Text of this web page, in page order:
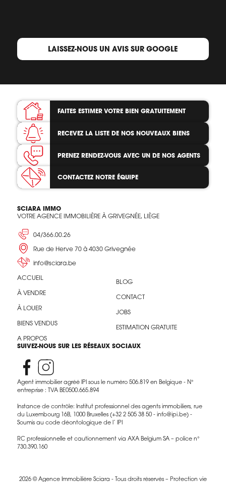
LAISSEZ-NOUS UN AVIS SUR GOOGLE
FAITES ESTIMER VOTRE BIEN GRATUITEMENT
RECEVEZ LA LISTE DE NOS NOUVEAUX BIENS
PRENEZ RENDEZ-VOUS AVEC UN DE NOS AGENTS
CONTACTEZ NOTRE ÉQUIPE
SCIARA IMMO
VOTRE AGENCE IMMOBILIÈRE À GRIVEGNÉE, LIÈGE
04/366.00.26
Rue de Herve 70 à 4030 Grivegnée
info@sciara.be
ACCUEIL
À VENDRE
À LOUER
BIENS VENDUS
A PROPOS
BLOG
CONTACT
JOBS
ESTIMATION GRATUITE
SUIVEZ-NOUS SUR LES RÉSEAUX SOCIAUX
Agent immobilier agréé IPI sous le numéro 506.819 en Belgique - N°
entreprise : TVA BE0500.665.894
Instance de contrôle: Institut professionnel des agents immobiliers, rue
du Luxembourg 16B, 1000 Bruxelles (+32 2 505 38 50 - info@ipi.be) -
Soumis au code déontologique de l’ IPI
RC professionnelle et cautionnement via AXA Belgium SA – police n°
730.390.160
2026 © Agence Immobilière Sciara - Tous droits réservés – Protection vie